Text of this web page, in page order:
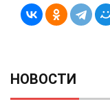
НОВОСТИ